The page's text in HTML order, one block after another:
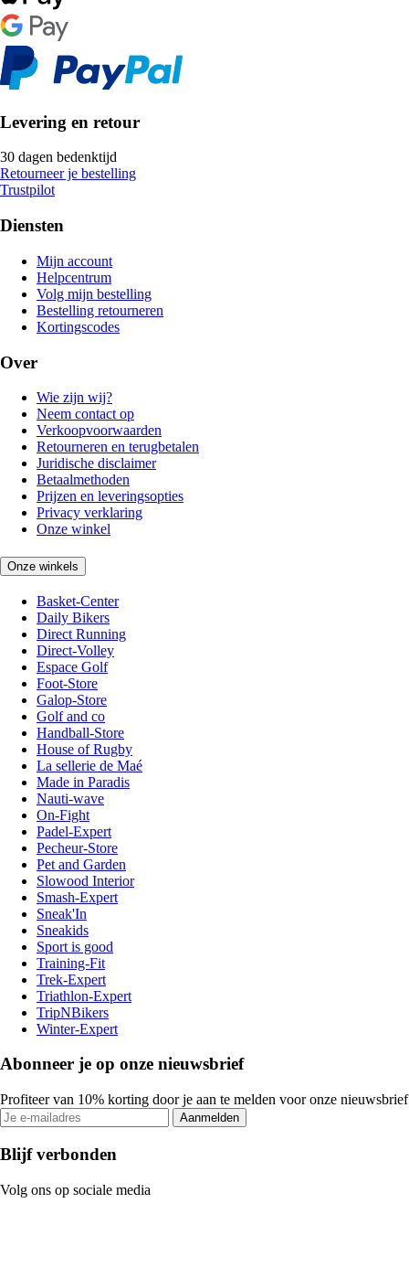
Levering en retour
30 dagen bedenktijd
Retourneer je bestelling
Trustpilot
Diensten
Mijn account
Helpcentrum
Volg mijn bestelling
Bestelling retourneren
Kortingscodes
Over
Wie zijn wij?
Neem contact op
Verkoopvoorwaarden
Retourneren en terugbetalen
Juridische disclaimer
Betaalmethoden
Prijzen en leveringsopties
Privacy verklaring
Onze winkel
Onze winkels
Basket-Center
Daily Bikers
Direct Running
Direct-Volley
Espace Golf
Foot-Store
Galop-Store
Golf and co
Handball-Store
House of Rugby
La sellerie de Maé
Made in Paradis
Nauti-wave
On-Fight
Padel-Expert
Pecheur-Store
Pet and Garden
Slowood Interior
Smash-Expert
Sneak'In
Sneakids
Sport is good
Training-Fit
Trek-Expert
Triathlon-Expert
TripNBikers
Winter-Expert
Abonneer je op onze nieuwsbrief
Profiteer van 10% korting door je aan te melden voor onze nieuwsbrief
Aanmelden
Blijf verbonden
Volg ons op sociale media